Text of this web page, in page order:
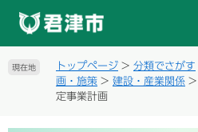
す
し
現在地 トップページ > 分類でさがす
画・施策 > 建設・産業関係 >
定事業計画